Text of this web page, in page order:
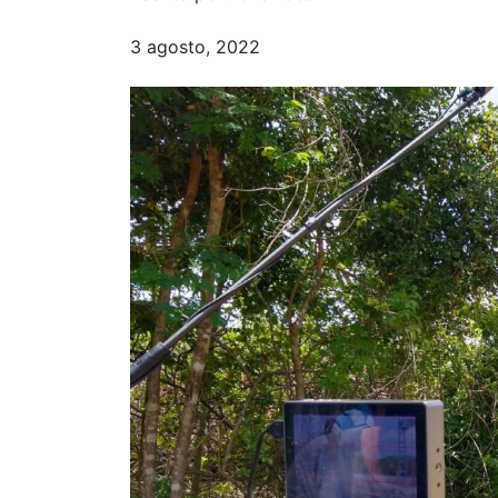
3 agosto, 2022